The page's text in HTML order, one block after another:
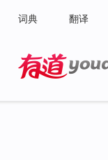
词典 翻译